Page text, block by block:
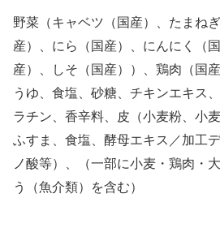
野菜（キャベツ（国産）、たまね
産）、にら（国産）、にんにく（
産）、しそ（国産））、鶏肉（国
うゆ、食塩、砂糖、チキンエキス
ラチン、香辛料、皮（小麦粉、小
ふすま、食塩、酵母エキス／加工
ノ酸等）、（一部に小麦・鶏肉・
う（魚介類）を含む）